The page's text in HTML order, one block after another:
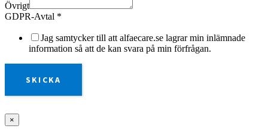
Övrigt
GDPR-Avtal *
Jag samtycker till att alfaecare.se lagrar min inlämnade
information så att de kan svara på min förfrågan.
SKICKA
×